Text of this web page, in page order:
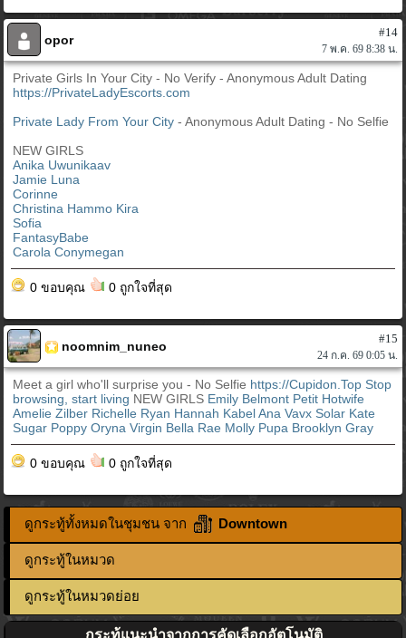
opor
#14
7 พ.ค. 69 8:38 น.
Private Girls In Your City - No Verify - Anonymous Adult Dating
https://PrivateLadyEscorts.com
Private Lady From Your City- Anonymous Adult Dating - No Selfie
NEW GIRLS
Anika Uwunikaav
Jamie Luna
Corinne
Christina Hammo Kira
Sofia
FantasyBabe
Carola Conymegan
0 ขอบคุณ 0 ถูกใจที่สุด
noomnim_nuneo
#15
24 ก.ค. 69 0:05 น.
Meet a girl who'll surprise you - No Selfie https://Cupidon.Top Stop
browsing, start living NEW GIRLS Emily Belmont Petit Hotwife
Amelie Zilber Richelle Ryan Hannah Kabel Ana Vavx Solar Kate
Sugar Poppy Oryna Virgin Bella Rae Molly Pupa Brooklyn Gray
0 ขอบคุณ 0 ถูกใจที่สุด
ดูกระทู้ทั้งหมดในชุมชน จาก Downtown
ดูกระทู้ในหมวด
ดูกระทู้ในหมวดย่อย
กระทู้แนะนำจากการคัดเลือกอัตโนมัติ